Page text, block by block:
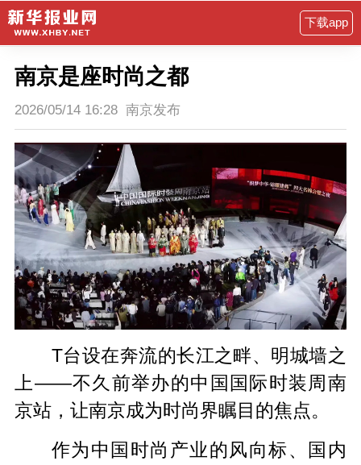
下载app
南京是座时尚之都
2026/05/14 16:28 南京发布
T台设在奔流的长江之畔、明城墙之
上——不久前举办的中国国际时装周南
京站，让南京成为时尚界瞩目的焦点。
作为中国时尚产业的风向标、国内